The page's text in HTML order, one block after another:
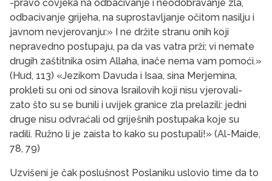
-pravo čovjeka na odbacivanje i neodobravanje zla,
odbacivanje grijeha, na suprostavljanje očitom nasilju i
javnom nevjerovanju:» I ne držite stranu onih koji
nepravedno postupaju, pa da vas vatra prži; vi nemate
drugih zaštitnika osim Allaha, inače nema vam pomoći.»
(Hud, 113) «Jezikom Davuda i Isaa, sina Merjemina,
prokleti su oni od sinova Israilovih koji nisu vjerovali-
zato što su se bunili i uvijek granice zla prelazili: jedni
druge nisu odvraćali od griješnih postupaka koje su
radili. Ružno li je zaista to kako su postupali!» (Al-Maide,
78, 79)
Uzvišeni je čak poslušnost Poslaniku uslovio time da to